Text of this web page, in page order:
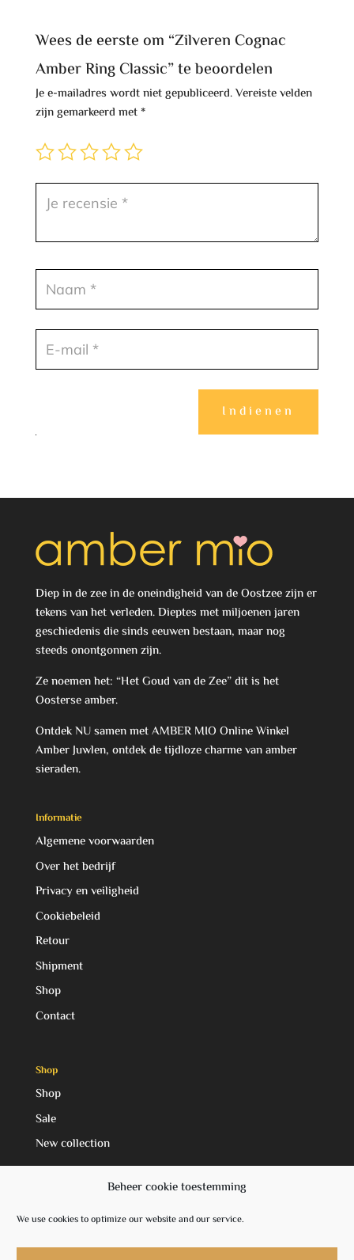
Beheer cookie toestemming
We use cookies to optimize our website and our service.
Wees de eerste om “Zilveren Cognac
Amber Ring Classic” te beoordelen
Je e-mailadres wordt niet gepubliceerd.Vereiste velden
zijn gemarkeerd met*
Indienen
Diep in de zee in de oneindigheid van de Oostzee zijn er
tekens van het verleden. Dieptes met miljoenen jaren
geschiedenis die sinds eeuwen bestaan, maar nog
steeds onontgonnen zijn.
Ze noemen het: “Het Goud van de Zee” dit is het
Oosterse amber.
Ontdek NU samen met AMBER MIO Online Winkel
Amber Juwlen, ontdek de tijdloze charme van amber
sieraden.
Informatie
Algemene voorwaarden
Over het bedrijf
Privacy en veiligheid
Cookiebeleid
Retour
Shipment
Shop
Contact
Shop
Shop
Sale
New collection
Facebook
Instagram